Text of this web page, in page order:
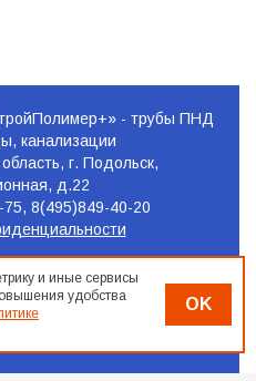
- трубы ПНД
канализации
г. Подольск,
д.22
8(495)849-40-20
и иные сервисы
удобства
OK